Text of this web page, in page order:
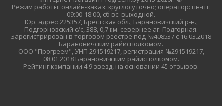
Режим работы: онлайн-заказ: круглосуточно; оператор: пн-пт:
09:00-18:00, сб-вс: выходной.
Юр. адрес: 225357, Брестская обл., Барановичский р-н.,
Подгорновский с/с, 388, 0,7 км. севернее аг. Подгорная.
Зарегистрирован в торговом реестре под №408537 с 16.03.2018
Барановичским райисполкомом.
ООО "Прогреем", УНП 291519217, регистрация №291519217,
08.01.2018 Барановичским райисполкомом.
Рейтинг компании 4.9 звезд, на основании 45 отзывов.